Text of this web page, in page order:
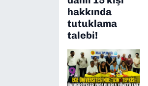
hakkında
tutuklama
talebi!